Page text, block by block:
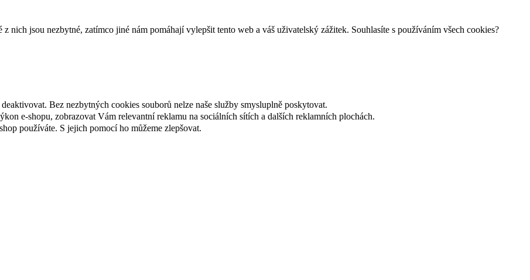
nich jsou nezbytné, zatímco jiné nám pomáhají vylepšit tento web a váš uživatelský zážitek. Souhlasíte s používáním všech cookies?
Bez nezbytných cookies souborů nelze naše služby smysluplně poskytovat.
e-shopu, zobrazovat Vám relevantní reklamu na sociálních sítích a dalších reklamních plochách.
používáte. S jejich pomocí ho můžeme zlepšovat.